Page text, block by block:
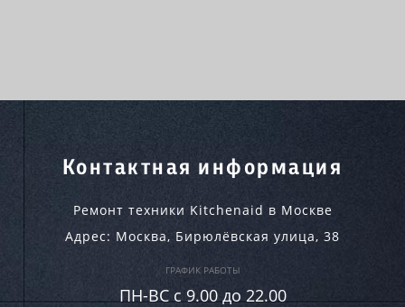
Контактная информация
Ремонт техники Kitchenaid в Москве
Адрес: Москва, Бирюлёвская улица, 38
ГРАФИК РАБОТЫ
ПН-ВC c 9.00 до 22.00